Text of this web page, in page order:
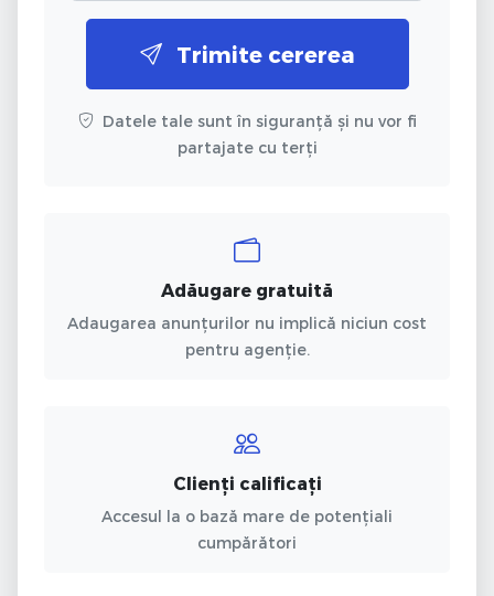
Trimite cererea
Datele tale sunt în siguranță și nu vor fi
partajate cu terți
Adăugare gratuită
Adaugarea anunțurilor nu implică niciun cost
pentru agenție.
Clienți calificați
Accesul la o bază mare de potențiali
cumpărători